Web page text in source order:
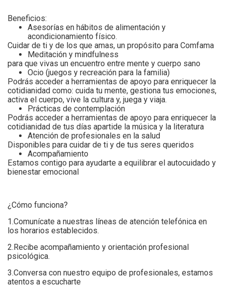
Beneficios:
Asesorías en hábitos de alimentación y
acondicionamiento físico.
Cuidar de ti y de los que amas, un propósito para Comfama
Meditación y mindfulness
para que vivas un encuentro entre mente y cuerpo sano
Ocio (juegos y recreación para la familia)
Podrás acceder a herramientas de apoyo para enriquecer la
cotidianidad como: cuida tu mente, gestiona tus emociones,
activa el cuerpo, vive la cultura y, juega y viaja.
Prácticas de contemplación
Podrás acceder a herramientas de apoyo para enriquecer la
cotidianidad de tus días apartide la música y la literatura
Atención de profesionales en la salud
Disponibles para cuidar de ti y de tus seres queridos
Acompañamiento
Estamos contigo para ayudarte a equilibrar el autocuidado y
bienestar emocional
¿Cómo funciona?
1.Comunícate a nuestras líneas de atención telefónica en
los horarios establecidos.
2.Recibe acompañamiento y orientación profesional
psicológica.
3.Conversa con nuestro equipo de profesionales, estamos
atentos a escucharte